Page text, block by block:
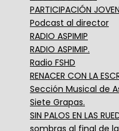
PARTICIPACIÓN
Podcast al director
RADIO ASPIMIP
RADIO ASPIMIP.
Radio FSHD
RENACER CON LA
Sección Musical de
Siete Grapas.
SIN PALOS EN LAS
sombras al final de